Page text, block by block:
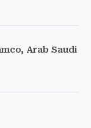
Arab Saudi